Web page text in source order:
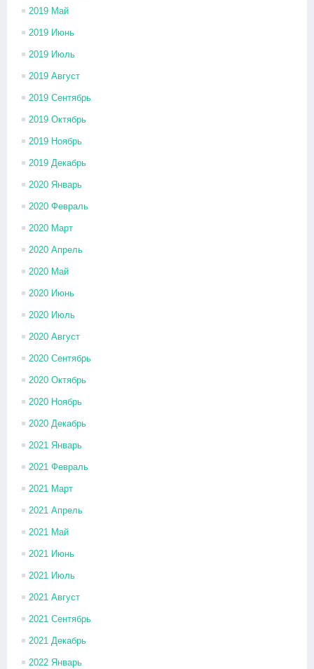
2019 Май
2019 Июнь
2019 Июль
2019 Август
2019 Сентябрь
2019 Октябрь
2019 Ноябрь
2019 Декабрь
2020 Январь
2020 Февраль
2020 Март
2020 Апрель
2020 Май
2020 Июнь
2020 Июль
2020 Август
2020 Сентябрь
2020 Октябрь
2020 Ноябрь
2020 Декабрь
2021 Январь
2021 Февраль
2021 Март
2021 Апрель
2021 Май
2021 Июнь
2021 Июль
2021 Август
2021 Сентябрь
2021 Декабрь
2022 Январь